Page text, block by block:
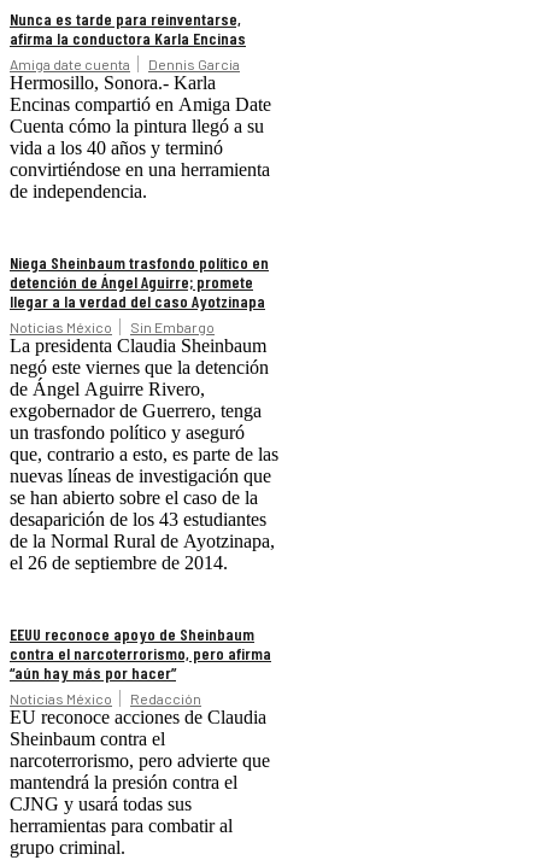
Nunca es tarde para reinventarse,
afirma la conductora Karla Encinas
Amiga date cuenta Dennis Garcia
Hermosillo, Sonora.- Karla
Encinas compartió en Amiga Date
Cuenta cómo la pintura llegó a su
vida a los 40 años y terminó
convirtiéndose en una herramienta
de independencia.
Niega Sheinbaum trasfondo político en
detención de Ángel Aguirre; promete
llegar a la verdad del caso Ayotzinapa
Noticias México Sin Embargo
La presidenta Claudia Sheinbaum
negó este viernes que la detención
de Ángel Aguirre Rivero,
exgobernador de Guerrero, tenga
un trasfondo político y aseguró
que, contrario a esto, es parte de las
nuevas líneas de investigación que
se han abierto sobre el caso de la
desaparición de los 43 estudiantes
de la Normal Rural de Ayotzinapa,
el 26 de septiembre de 2014.
EEUU reconoce apoyo de Sheinbaum
contra el narcoterrorismo, pero afirma
“aún hay más por hacer”
Noticias México Redacción
EU reconoce acciones de Claudia
Sheinbaum contra el
narcoterrorismo, pero advierte que
mantendrá la presión contra el
CJNG y usará todas sus
herramientas para combatir al
grupo criminal.